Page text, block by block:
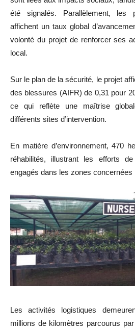
été signalés. Parallèlement, les
affichent un taux global
volonté du projet de renforcer ses
local.
Sur le plan de la sécurité, le projet
des blessures (AIFR) de 0,31 pour
ce qui reflète une maîtrise
différents sites d’intervention.
En matière d’environnement, 470
réhabilités, illustrant les efforts de
engagés dans les zones concernées
Les activités logistiques
millions de kilomètres parcourus